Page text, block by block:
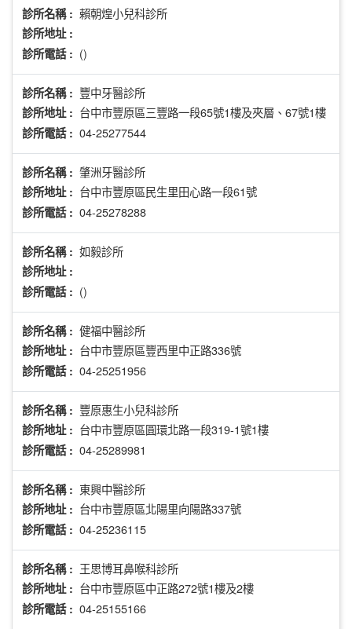
診所名稱 : 賴朝煌小兒科診所
診所地址 :
診所電話 : ()
診所名稱 : 豐中牙醫診所
診所地址 : 台中市豐原區三豐路一段65號1樓及夾層、67號1樓
診所電話 : 04-25277544
診所名稱 : 肇洲牙醫診所
診所地址 : 台中市豐原區民生里田心路一段61號
診所電話 : 04-25278288
診所名稱 : 如毅診所
診所地址 :
診所電話 : ()
診所名稱 : 健福中醫診所
診所地址 : 台中市豐原區豐西里中正路336號
診所電話 : 04-25251956
診所名稱 : 豐原惠生小兒科診所
診所地址 : 台中市豐原區圓環北路一段319-1號1樓
診所電話 : 04-25289981
診所名稱 : 東興中醫診所
診所地址 : 台中市豐原區北陽里向陽路337號
診所電話 : 04-25236115
診所名稱 : 王思博耳鼻喉科診所
診所地址 : 台中市豐原區中正路272號1樓及2樓
診所電話 : 04-25155166